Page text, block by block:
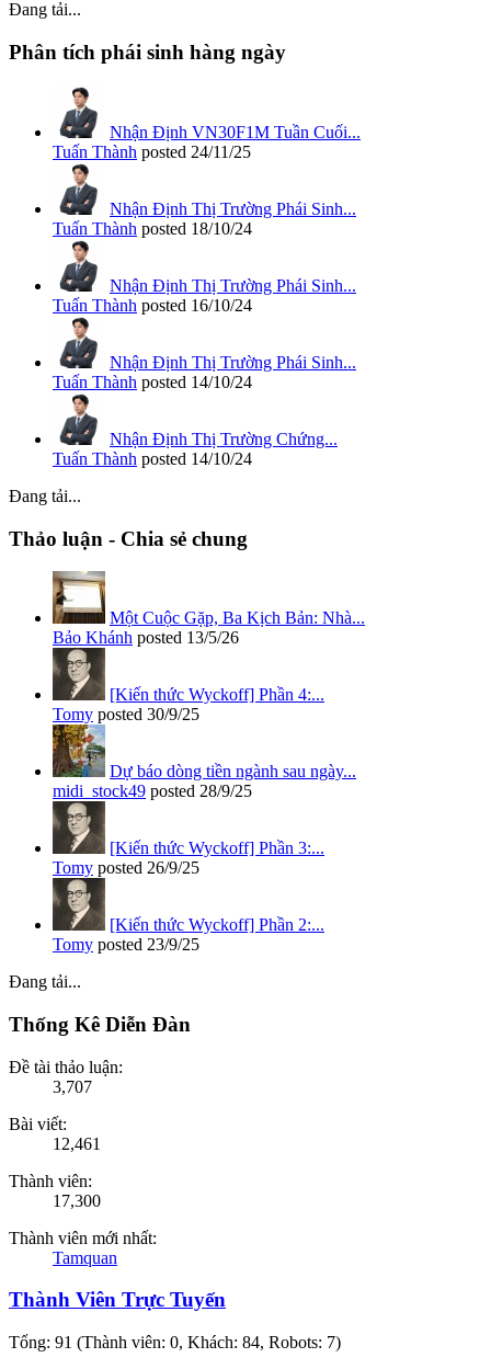
Đang tải...
Phân tích phái sinh hàng ngày
Nhận Định VN30F1M Tuần Cuối...
Tuấn Thành posted 24/11/25
Nhận Định Thị Trường Phái Sinh...
Tuấn Thành posted 18/10/24
Nhận Định Thị Trường Phái Sinh...
Tuấn Thành posted 16/10/24
Nhận Định Thị Trường Phái Sinh...
Tuấn Thành posted 14/10/24
Nhận Định Thị Trường Chứng...
Tuấn Thành posted 14/10/24
Đang tải...
Thảo luận - Chia sẻ chung
Một Cuộc Gặp, Ba Kịch Bản: Nhà...
Bảo Khánh posted 13/5/26
[Kiến thức Wyckoff] Phần 4:...
Tomy posted 30/9/25
Dự báo dòng tiền ngành sau ngày...
midi_stock49 posted 28/9/25
[Kiến thức Wyckoff] Phần 3:...
Tomy posted 26/9/25
[Kiến thức Wyckoff] Phần 2:...
Tomy posted 23/9/25
Đang tải...
Thống Kê Diễn Đàn
Đề tài thảo luận:
3,707
Bài viết:
12,461
Thành viên:
17,300
Thành viên mới nhất:
Tamquan
Thành Viên Trực Tuyến
Tổng: 91 (Thành viên: 0, Khách: 84, Robots: 7)